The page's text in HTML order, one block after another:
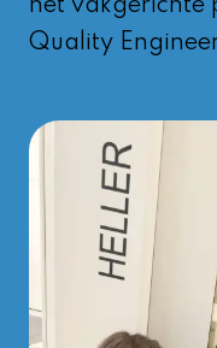
het vakgerichte
Quality